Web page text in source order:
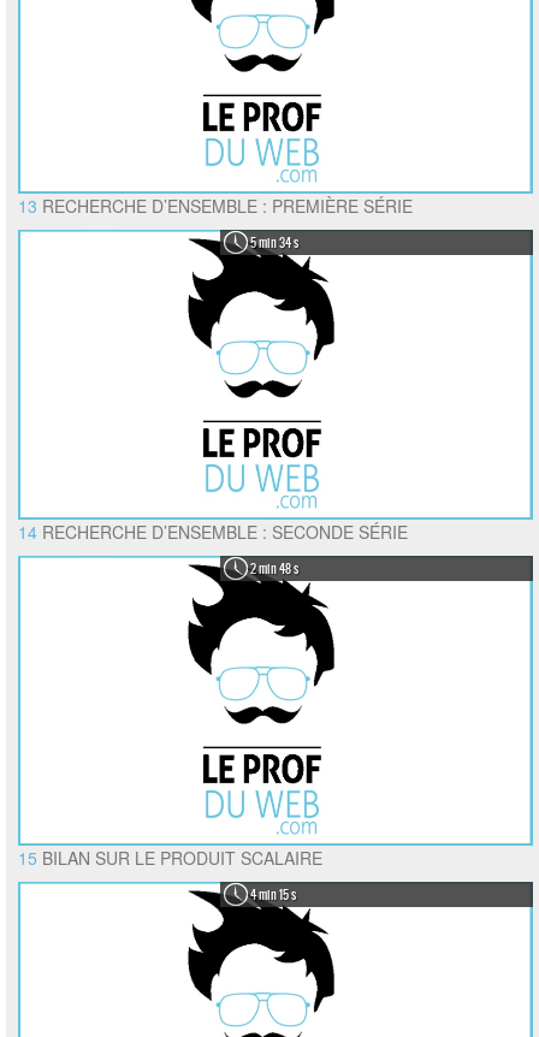
13 RECHERCHE D’ENSEMBLE : PREMIÈRE SÉRIE
5 min 34 s
14 RECHERCHE D’ENSEMBLE : SECONDE SÉRIE
2 min 48 s
15 BILAN SUR LE PRODUIT SCALAIRE
4 min 15 s